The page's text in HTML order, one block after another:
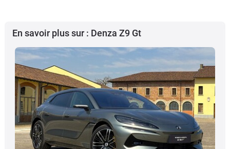
En savoir plus sur : Denza Z9 Gt